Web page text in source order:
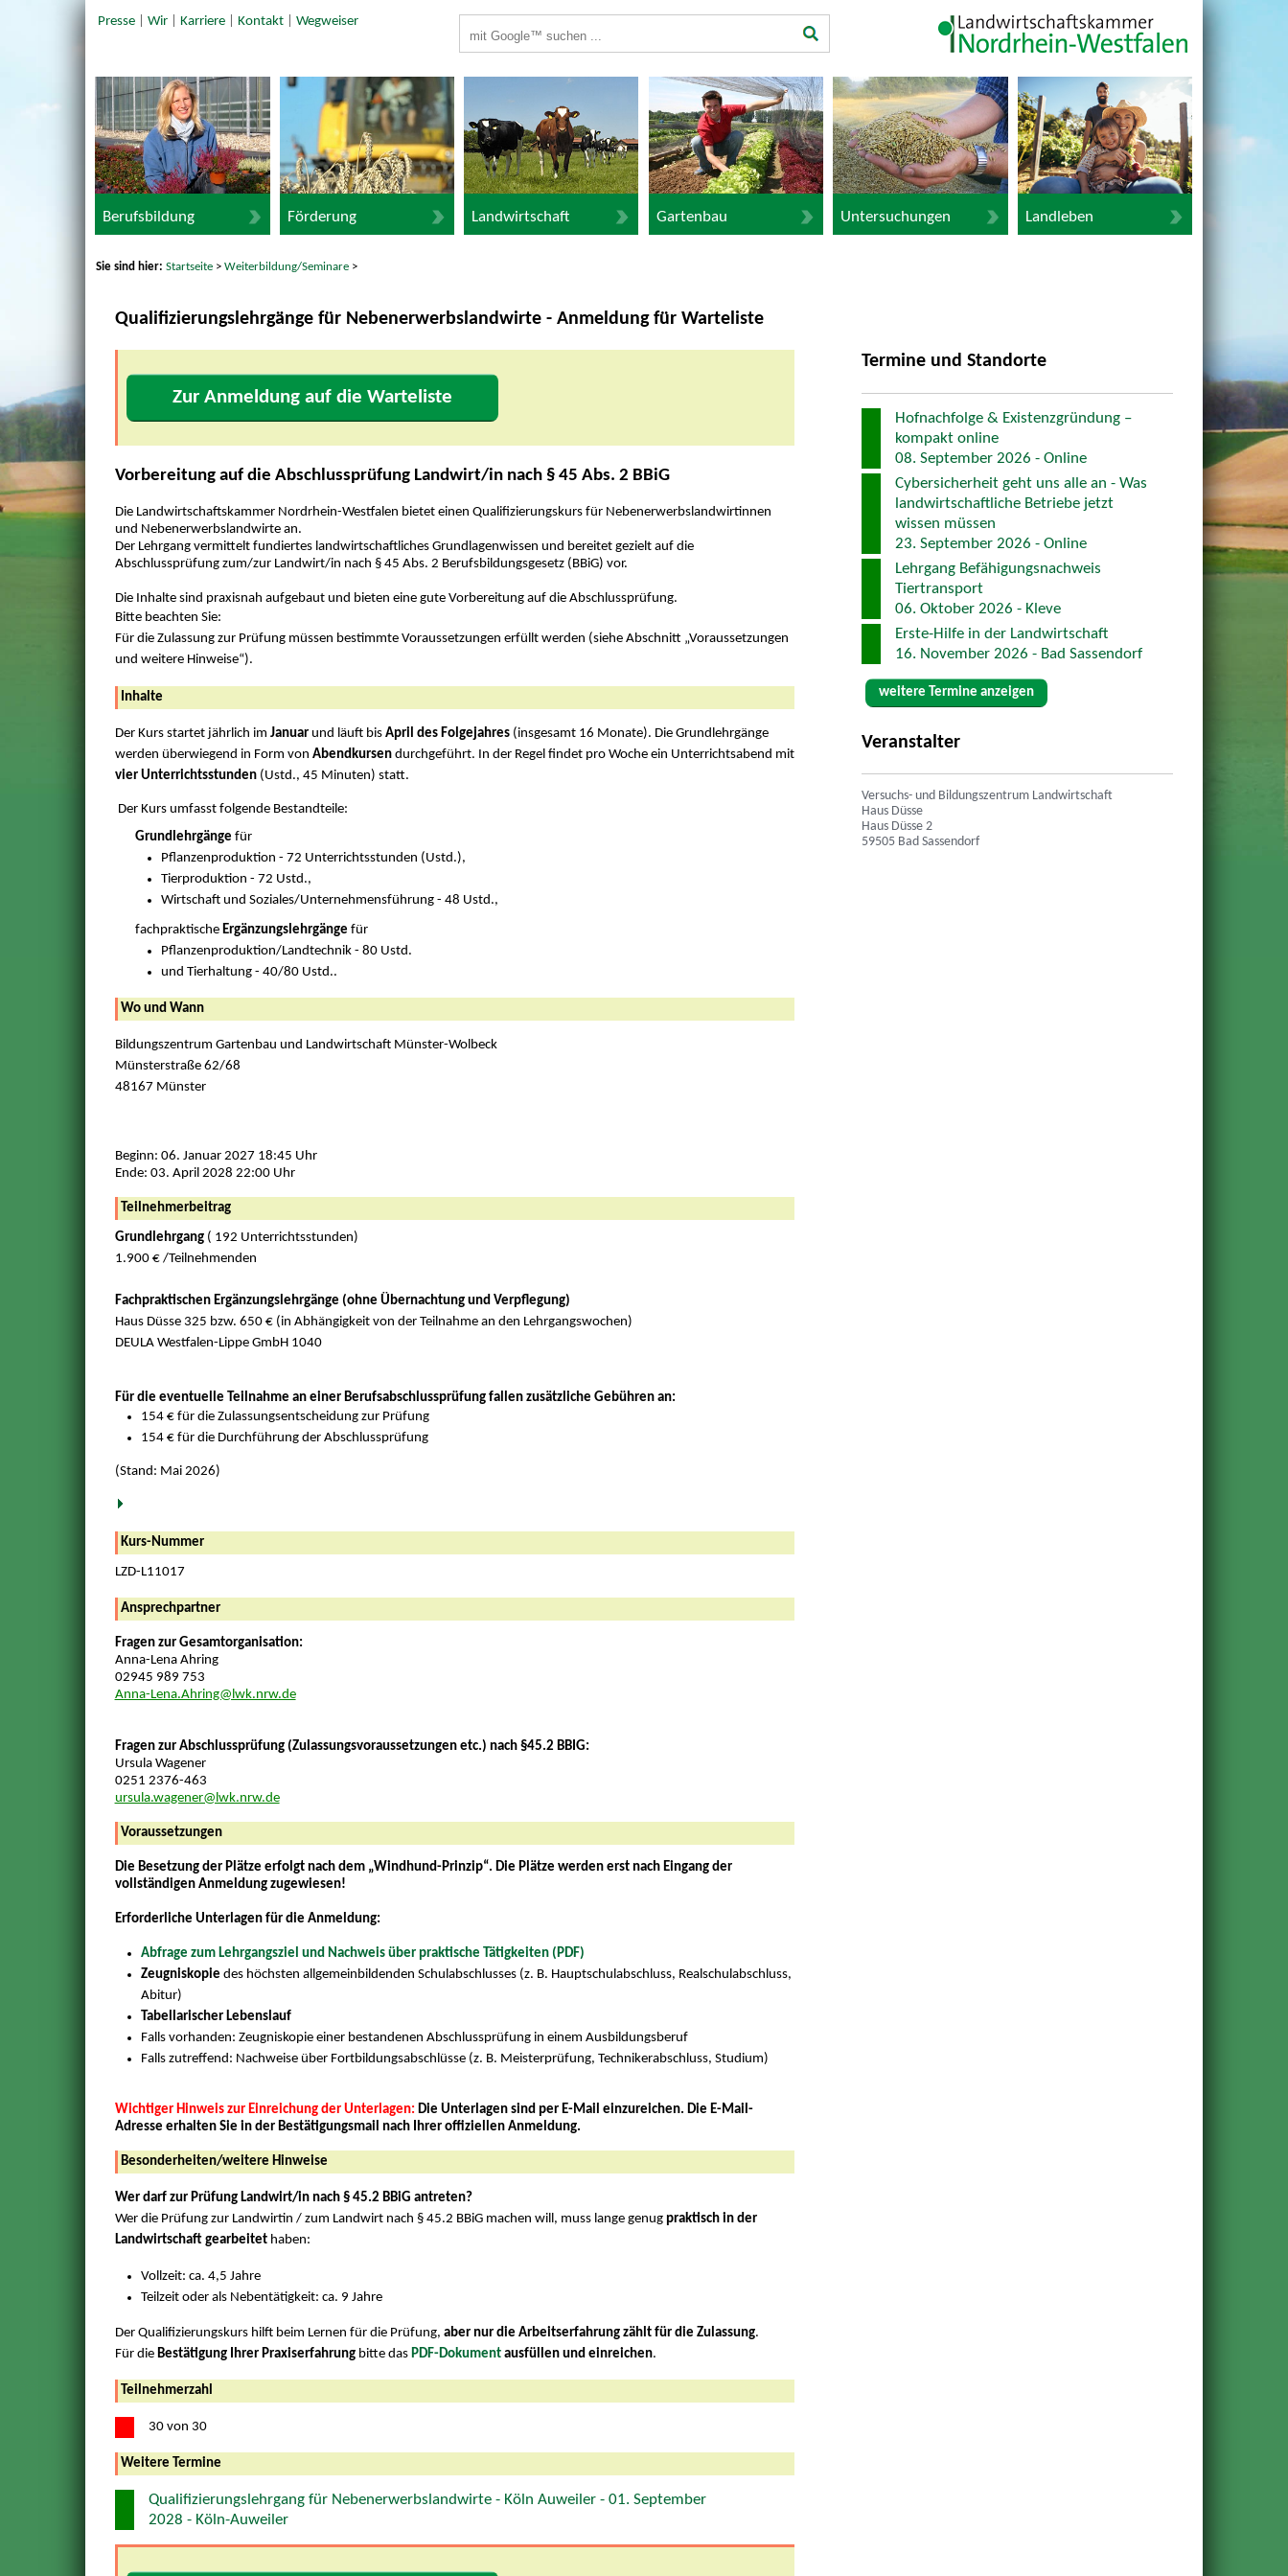
Presse| Wir| Karriere| Kontakt| Wegweiser
Berufsbildung Förderung Landwirtschaft Gartenbau Untersuchungen Landleben
Sie sind hier:Startseite >Weiterbildung/Seminare >
Qualifizierungslehrgänge für Nebenerwerbslandwirte - Anmeldung für Warteliste
Zur Anmeldung auf die Warteliste
Vorbereitung auf die Abschlussprüfung Landwirt/in nach § 45 Abs. 2 BBiG
Die Landwirtschaftskammer Nordrhein-Westfalen bietet einen Qualifizierungskurs für Nebenerwerbslandwirtinnen
und Nebenerwerbslandwirte an.
Der Lehrgang vermittelt fundiertes landwirtschaftliches Grundlagenwissen und bereitet gezielt auf die
Abschlussprüfung zum/zur Landwirt/in nach § 45 Abs. 2 Berufsbildungsgesetz (BBiG) vor.
Die Inhalte sind praxisnah aufgebaut und bieten eine gute Vorbereitung auf die Abschlussprüfung.
Bitte beachten Sie:
Für die Zulassung zur Prüfung müssen bestimmte Voraussetzungen erfüllt werden (siehe Abschnitt „Voraussetzungen
und weitere Hinweise“).
Inhalte
Der Kurs startet jährlich im Januarund läuft bis April des Folgejahres(insgesamt 16 Monate). Die Grundlehrgänge
werden überwiegend in Form von Abendkursendurchgeführt. In der Regel findet pro Woche ein Unterrichtsabend mit
vier Unterrichtsstunden(Ustd., 45 Minuten) statt.
Der Kurs umfasst folgende Bestandteile:
Grundlehrgänge für
Pflanzenproduktion - 72 Unterrichtsstunden (Ustd.),
Tierproduktion - 72 Ustd.,
Wirtschaft und Soziales/Unternehmensführung - 48 Ustd.,
fachpraktische Ergänzungslehrgänge für
Pflanzenproduktion/Landtechnik - 80 Ustd.
und Tierhaltung - 40/80 Ustd..
Wo und Wann
Bildungszentrum Gartenbau und Landwirtschaft Münster-Wolbeck
Münsterstraße 62/68
48167 Münster
Beginn: 06. Januar 2027 18:45 Uhr
Ende: 03. April 2028 22:00 Uhr
Teilnehmerbeitrag
Grundlehrgang( 192 Unterrichtsstunden)
1.900 € /Teilnehmenden
Fachpraktischen Ergänzungslehrgänge (ohne Übernachtung und Verpflegung)
Haus Düsse 325 bzw. 650 € (in Abhängigkeit von der Teilnahme an den Lehrgangswochen)
DEULA Westfalen-Lippe GmbH 1040
Für die eventuelle Teilnahme an einer Berufsabschlussprüfung fallen zusätzliche Gebühren an:
154 € für die Zulassungsentscheidung zur Prüfung
154 € für die Durchführung der Abschlussprüfung
(Stand: Mai 2026)
Kurs-Nummer
LZD-L11017
Ansprechpartner
Fragen zur Gesamtorganisation:
Anna-Lena Ahring
02945 989 753
Anna-Lena.Ahring@lwk.nrw.de
Fragen zur Abschlussprüfung (Zulassungsvoraussetzungen etc.) nach §45.2 BBIG:
Ursula Wagener
0251 2376-463
ursula.wagener@lwk.nrw.de
Voraussetzungen
Die Besetzung der Plätze erfolgt nach dem „Windhund-Prinzip“. Die Plätze werden erst nach Eingang der
vollständigen Anmeldung zugewiesen!
Erforderliche Unterlagen für die Anmeldung:
Abfrage zum Lehrgangsziel und Nachweis über praktische Tätigkeiten (PDF)
Zeugniskopie des höchsten allgemeinbildenden Schulabschlusses (z. B. Hauptschulabschluss, Realschulabschluss,
Abitur)
Tabellarischer Lebenslauf
Falls vorhanden: Zeugniskopie einer bestandenen Abschlussprüfung in einem Ausbildungsberuf
Falls zutreffend: Nachweise über Fortbildungsabschlüsse (z. B. Meisterprüfung, Technikerabschluss, Studium)
Wichtiger Hinweis zur Einreichung der Unterlagen: Die Unterlagen sind per E-Mail einzureichen. Die E-Mail-
Adresse erhalten Sie in der Bestätigungsmail nach Ihrer offiziellen Anmeldung.
Besonderheiten/weitere Hinweise
Wer darf zur Prüfung Landwirt/in nach § 45.2 BBiG antreten?
Wer die Prüfung zur Landwirtin / zum Landwirt nach § 45.2 BBiG machen will, muss lange genug praktisch in der
Landwirtschaft gearbeitethaben:
Vollzeit: ca. 4,5 Jahre
Teilzeit oder als Nebentätigkeit: ca. 9 Jahre
Der Qualifizierungskurs hilft beim Lernen für die Prüfung, aber nur die Arbeitserfahrung zählt für die Zulassung.
Für die Bestätigung Ihrer Praxiserfahrungbitte das PDF-Dokumentausfüllen und einreichen.
Teilnehmerzahl
30 von 30
Weitere Termine
Qualifizierungslehrgang für Nebenerwerbslandwirte - Köln Auweiler - 01. September
2028 - Köln-Auweiler
Termine und Standorte
Hofnachfolge & Existenzgründung –
kompakt online
08. September 2026 - Online
Cybersicherheit geht uns alle an - Was
landwirtschaftliche Betriebe jetzt
wissen müssen
23. September 2026 - Online
Lehrgang Befähigungsnachweis
Tiertransport
06. Oktober 2026 - Kleve
Erste-Hilfe in der Landwirtschaft
16. November 2026 - Bad Sassendorf
weitere Termine anzeigen
Veranstalter
Versuchs- und Bildungszentrum Landwirtschaft
Haus Düsse
Haus Düsse 2
59505 Bad Sassendorf